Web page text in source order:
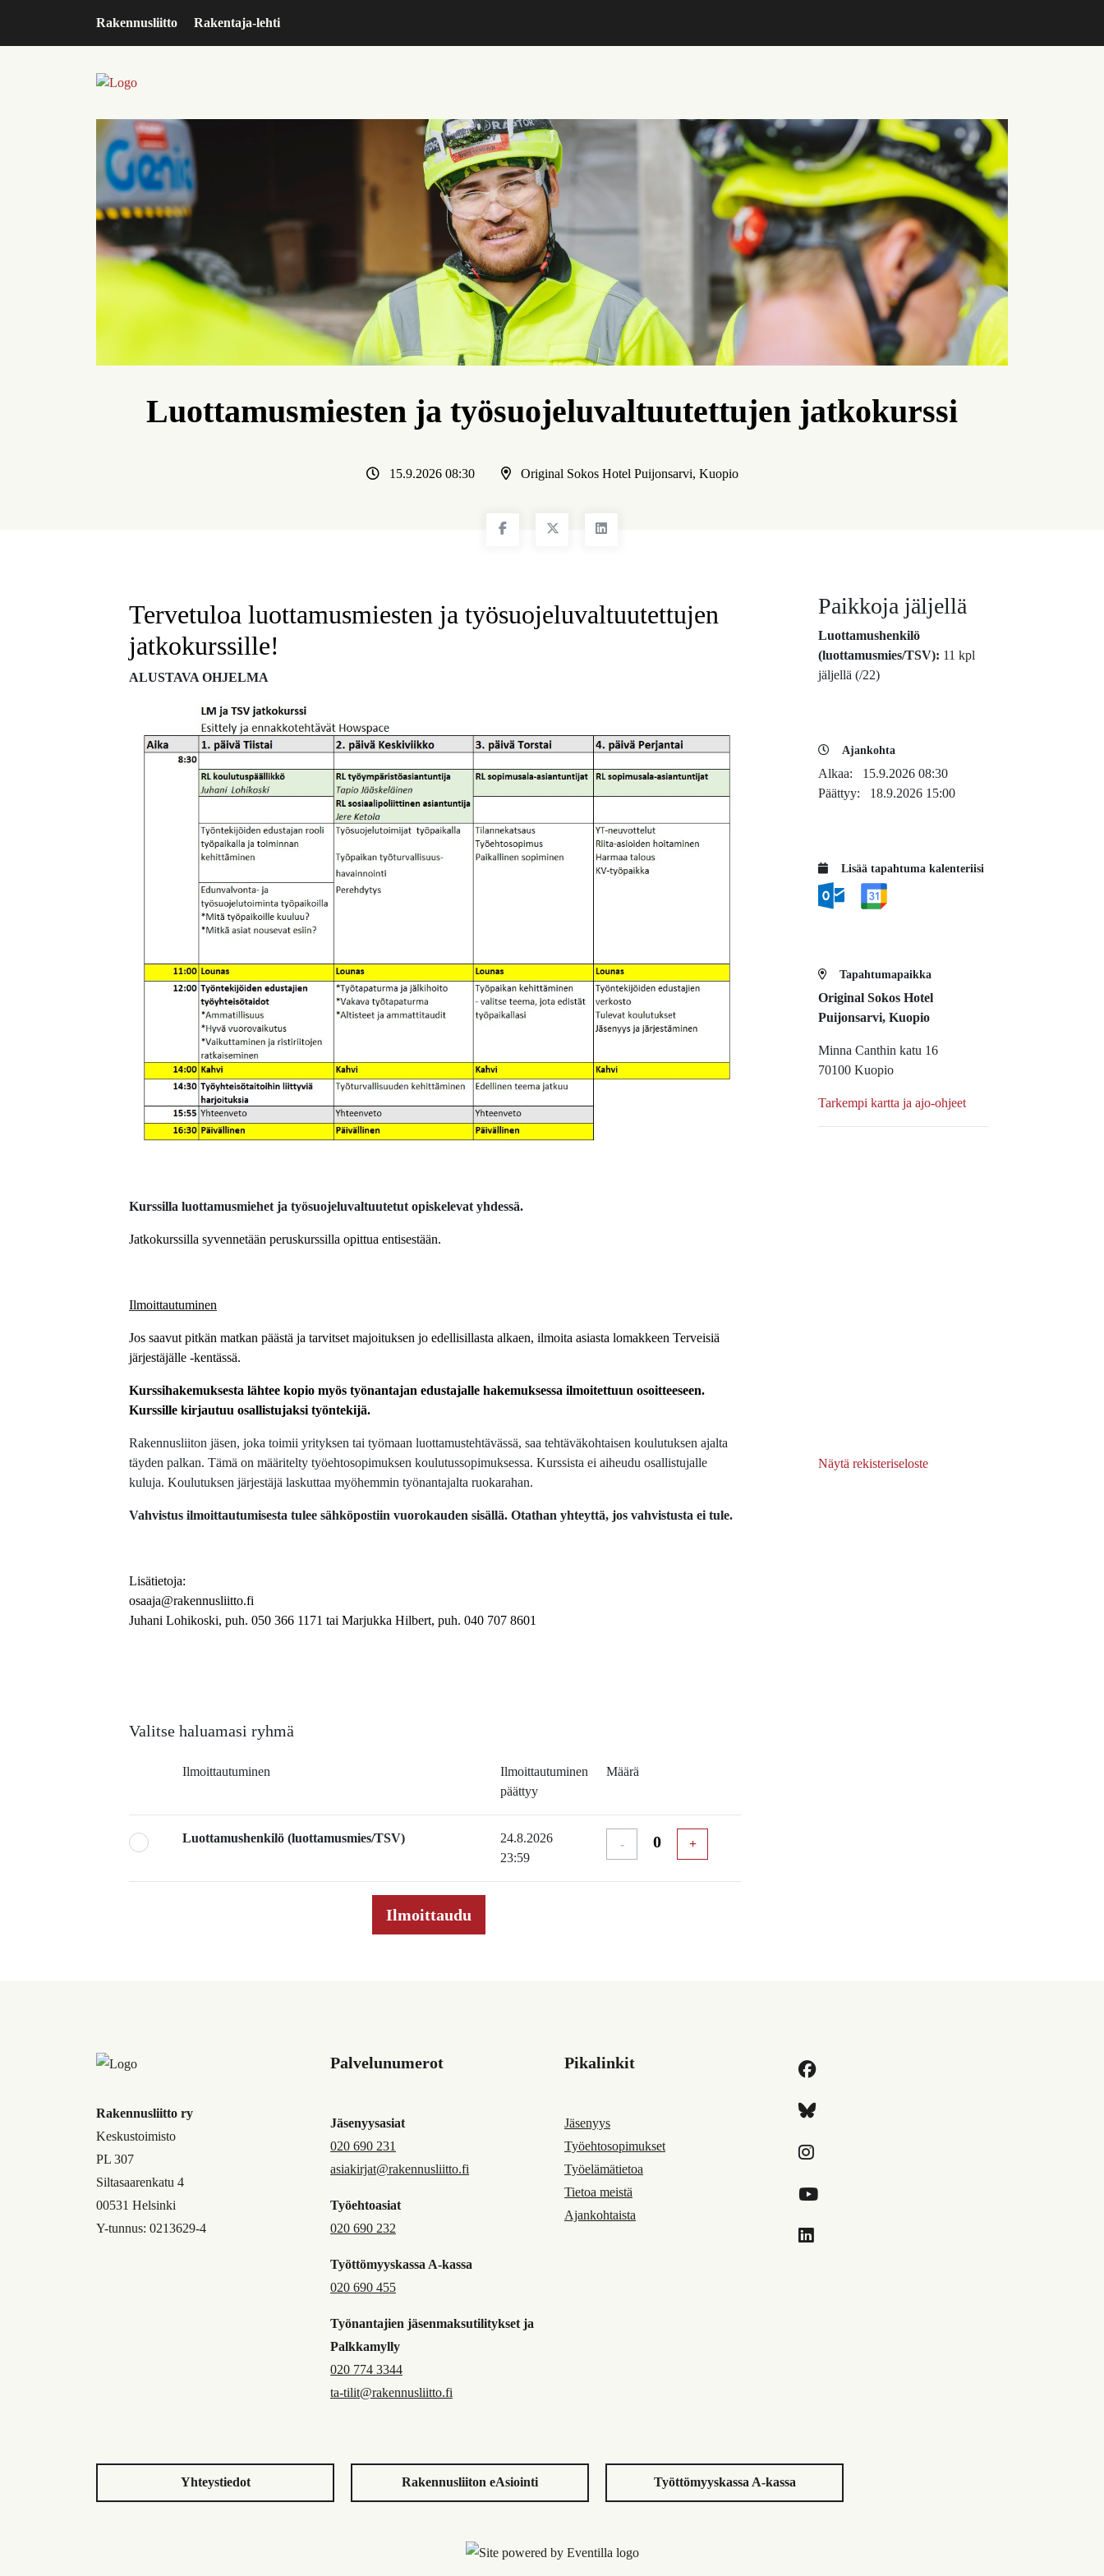
Rakennusliitto Rakentaja-lehti
Luottamusmiesten ja työsuojeluvaltuutettujen jatkokurssi
15.9.2026 08:30 Original Sokos Hotel Puijonsarvi, Kuopio
Tervetuloa luottamusmiesten ja työsuojeluvaltuutettujen
jatkokurssille!
ALUSTAVA OHJELMA
Kurssilla luottamusmiehet ja työsuojeluvaltuutetut opiskelevat yhdessä.
Jatkokurssilla syvennetään peruskurssilla opittua entisestään.
Ilmoittautuminen
Jos saavut pitkän matkan päästä ja tarvitset majoituksen jo edellisillasta alkaen, ilmoita asiasta lomakkeen Terveisiä
järjestäjälle -kentässä.
Kurssihakemuksesta lähtee kopio myös työnantajan edustajalle hakemuksessa ilmoitettuun osoitteeseen.
Kurssille kirjautuu osallistujaksi työntekijä.
Rakennusliiton jäsen, joka toimii yrityksen tai työmaan luottamustehtävässä, saa tehtäväkohtaisen koulutuksen ajalta
täyden palkan. Tämä on määritelty työehtosopimuksen koulutussopimuksessa. Kurssista ei aiheudu osallistujalle
kuluja. Koulutuksen järjestäjä laskuttaa myöhemmin työnantajalta ruokarahan.
Vahvistus ilmoittautumisesta tulee sähköpostiin vuorokauden sisällä. Otathan yhteyttä, jos vahvistusta ei tule.
Lisätietoja:
osaaja@rakennusliitto.fi
Juhani Lohikoski, puh. 050 366 1171 tai Marjukka Hilbert, puh. 040 707 8601
Valitse haluamasi ryhmä
Ilmoittautuminen
Ilmoittautuminen
päättyy
Määrä
Luottamushenkilö (luottamusmies/TSV)
24.8.2026
23:59
- +
Paikkoja jäljellä
Luottamushenkilö
(luottamusmies/TSV): 11 kpl
jäljellä (/22)
Ajankohta
Alkaa: 15.9.2026 08:30
Päättyy: 18.9.2026 15:00
Lisää tapahtuma kalenteriisi
Tapahtumapaikka
Original Sokos Hotel
Puijonsarvi, Kuopio
Minna Canthin katu 16
70100 Kuopio
Tarkempi kartta ja ajo-ohjeet
Näytä rekisteriseloste
Rakennusliitto ry
Keskustoimisto
PL 307
Siltasaarenkatu 4
00531 Helsinki
Y-tunnus: 0213629-4
Palvelunumerot
Jäsenyysasiat
020 690 231
asiakirjat@rakennusliitto.fi
Työehtoasiat
020 690 232
Työttömyyskassa A-kassa
020 690 455
Työnantajien jäsenmaksutilitykset ja
Palkkamylly
020 774 3344
ta-tilit@rakennusliitto.fi
Pikalinkit
Jäsenyys
Työehtosopimukset
Työelämätietoa
Tietoa meistä
Ajankohtaista
Yhteystiedot Rakennusliiton eAsiointi Työttömyyskassa A-kassa